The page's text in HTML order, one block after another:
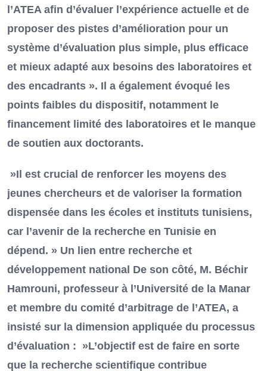
l’ATEA afin d’évaluer l’expérience actuelle et de
proposer des pistes d’amélioration pour un
système d’évaluation plus simple, plus efficace
et mieux adapté aux besoins des laboratoires et
des encadrants ». Il a également évoqué les
points faibles du dispositif, notamment le
financement limité des laboratoires et le manque
de soutien aux doctorants.
»Il est crucial de renforcer les moyens des
jeunes chercheurs et de valoriser la formation
dispensée dans les écoles et instituts tunisiens,
car l’avenir de la recherche en Tunisie en
dépend. » Un lien entre recherche et
développement national De son côté, M. Béchir
Hamrouni, professeur à l’Université de la Manar
et membre du comité d’arbitrage de l’ATEA, a
insisté sur la dimension appliquée du processus
d’évaluation : »L’objectif est de faire en sorte
que la recherche scientifique contribue